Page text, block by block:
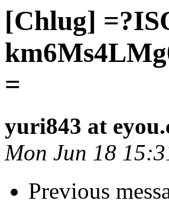
[Chlug]
=
yuri843 at
Mon Jun 18
Previous